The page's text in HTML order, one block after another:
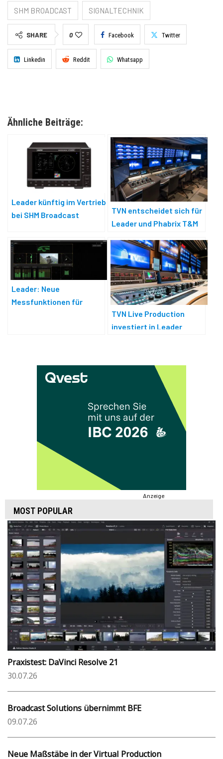
SHM BROADCAST SIGNALTECHNIK
SHARE 0 Facebook Twitter
Linkedin Reddit Whatsapp
Ähnliche Beiträge:
Leader künftig im Vertrieb
bei SHM Broadcast
TVN entscheidet sich für
Leader und Phabrix T&M
Leader: Neue
Messfunktionen für
TVN Live Production
investiert in Leader
Anzeige
MOST POPULAR
Praxistest: DaVinci Resolve 21
30.07.26
Broadcast Solutions übernimmt BFE
09.07.26
Neue Maßstäbe in der Virtual Production